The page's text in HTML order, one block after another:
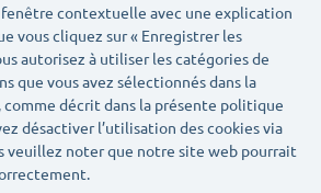
contextuelle avec une explication
vous cliquez sur « Enregistrer les
autorisez à utiliser les catégories de
que vous avez sélectionnés dans la
décrit dans la présente politique
désactiver l’utilisation des cookies via
veuillez noter que notre site web pourrait